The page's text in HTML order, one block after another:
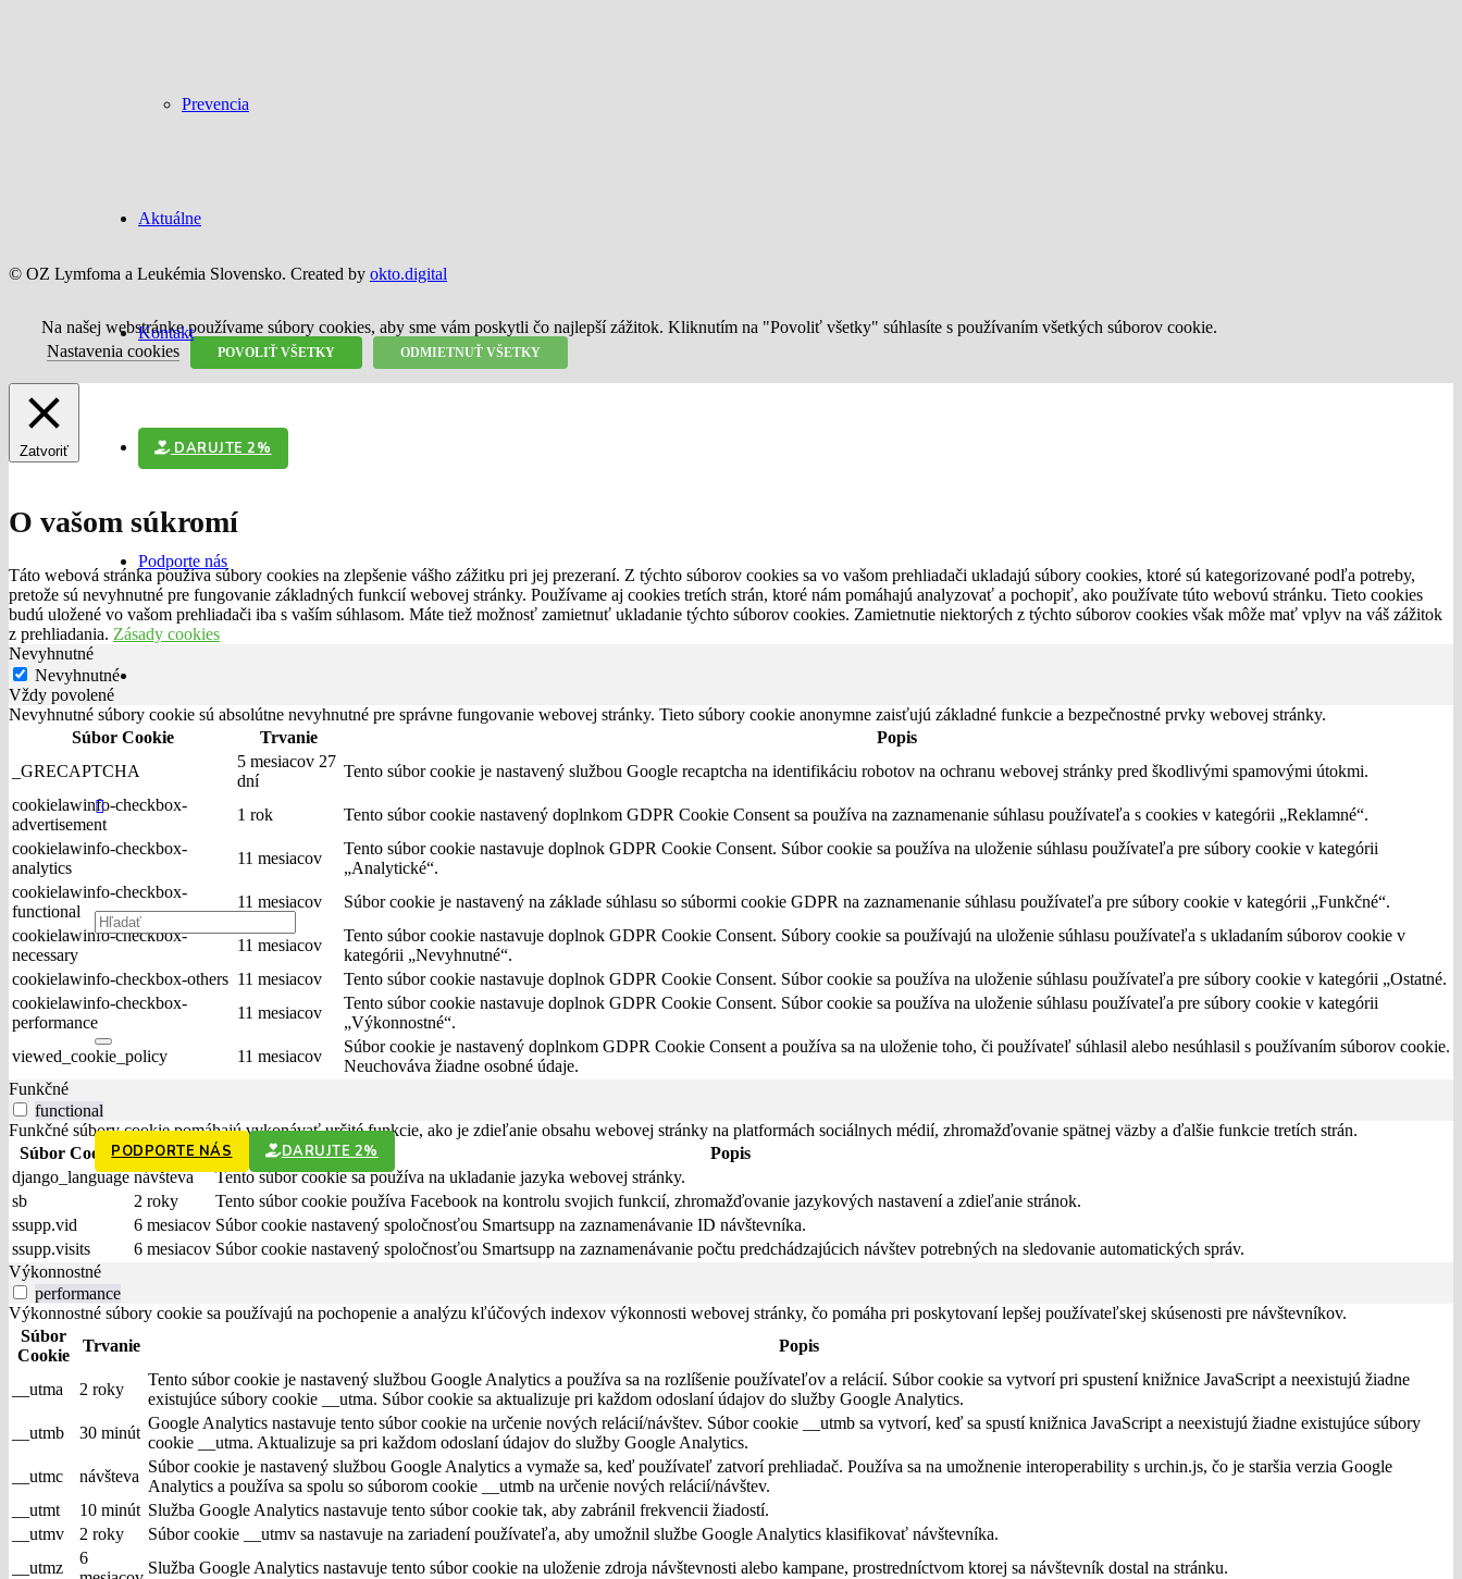
Prevencia
Aktuálne
Kontakt
DARUJTE 2%
Podporte nás
PODPORTE NÁS DARUJTE 2%
© OZ Lymfoma a Leukémia Slovensko. Created by okto.digital
Na našej webstránke používame súbory cookies, aby sme vám poskytli čo najlepší zážitok. Kliknutím na "Povoliť všetky" súhlasíte s používaním všetkých súborov cookie.
Nastavenia cookies
POVOLIŤ VŠETKY ODMIETNUŤ VŠETKY
Zatvoriť
O vašom súkromí
Táto webová stránka používa súbory cookies na zlepšenie vášho zážitku pri jej prezeraní. Z týchto súborov cookies sa vo vašom prehliadači ukladajú súbory cookies, ktoré sú kategorizované podľa potreby,
pretože sú nevyhnutné pre fungovanie základných funkcií webovej stránky. Používame aj cookies tretích strán, ktoré nám pomáhajú analyzovať a pochopiť, ako používate túto webovú stránku. Tieto cookies
budú uložené vo vašom prehliadači iba s vaším súhlasom. Máte tiež možnosť zamietnuť ukladanie týchto súborov cookies. Zamietnutie niektorých z týchto súborov cookies však môže mať vplyv na váš zážitok
z prehliadania. Zásady cookies
Nevyhnutné
Nevyhnutné
Vždy povolené
Nevyhnutné súbory cookie sú absolútne nevyhnutné pre správne fungovanie webovej stránky. Tieto súbory cookie anonymne zaisťujú základné funkcie a bezpečnostné prvky webovej stránky.
Súbor Cookie
Trvanie
Popis
_GRECAPTCHA
5 mesiacov 27
dní
Tento súbor cookie je nastavený službou Google recaptcha na identifikáciu robotov na ochranu webovej stránky pred škodlivými spamovými útokmi.
cookielawinfo-checkbox-
advertisement
1 rok
Tento súbor cookie nastavený doplnkom GDPR Cookie Consent sa používa na zaznamenanie súhlasu používateľa s cookies v kategórii „Reklamné“.
cookielawinfo-checkbox-
analytics
11 mesiacov
Tento súbor cookie nastavuje doplnok GDPR Cookie Consent. Súbor cookie sa používa na uloženie súhlasu používateľa pre súbory cookie v kategórii
„Analytické“.
cookielawinfo-checkbox-
functional
11 mesiacov
Súbor cookie je nastavený na základe súhlasu so súbormi cookie GDPR na zaznamenanie súhlasu používateľa pre súbory cookie v kategórii „Funkčné“.
cookielawinfo-checkbox-
necessary
11 mesiacov
Tento súbor cookie nastavuje doplnok GDPR Cookie Consent. Súbory cookie sa používajú na uloženie súhlasu používateľa s ukladaním súborov cookie v
kategórii „Nevyhnutné“.
cookielawinfo-checkbox-others 11 mesiacov
Tento súbor cookie nastavuje doplnok GDPR Cookie Consent. Súbor cookie sa používa na uloženie súhlasu používateľa pre súbory cookie v kategórii „Ostatné.
cookielawinfo-checkbox-
performance
11 mesiacov
Tento súbor cookie nastavuje doplnok GDPR Cookie Consent. Súbor cookie sa používa na uloženie súhlasu používateľa pre súbory cookie v kategórii
„Výkonnostné“.
viewed_cookie_policy
11 mesiacov
Súbor cookie je nastavený doplnkom GDPR Cookie Consent a používa sa na uloženie toho, či používateľ súhlasil alebo nesúhlasil s používaním súborov cookie.
Neuchováva žiadne osobné údaje.
Funkčné
functional
Funkčné súbory cookie pomáhajú vykonávať určité funkcie, ako je zdieľanie obsahu webovej stránky na platformách sociálnych médií, zhromažďovanie spätnej väzby a ďalšie funkcie tretích strán.
Súbor Cookie
Trvanie
Popis
django_language návšteva
Tento súbor cookie sa používa na ukladanie jazyka webovej stránky.
sb
2 roky
Tento súbor cookie používa Facebook na kontrolu svojich funkcií, zhromažďovanie jazykových nastavení a zdieľanie stránok.
ssupp.vid
6 mesiacov Súbor cookie nastavený spoločnosťou Smartsupp na zaznamenávanie ID návštevníka.
ssupp.visits
6 mesiacov Súbor cookie nastavený spoločnosťou Smartsupp na zaznamenávanie počtu predchádzajúcich návštev potrebných na sledovanie automatických správ.
Výkonnostné
performance
Výkonnostné súbory cookie sa používajú na pochopenie a analýzu kľúčových indexov výkonnosti webovej stránky, čo pomáha pri poskytovaní lepšej používateľskej skúsenosti pre návštevníkov.
Súbor
Cookie
Trvanie Popis
__utma 2 roky
Tento súbor cookie je nastavený službou Google Analytics a používa sa na rozlíšenie používateľov a relácií. Súbor cookie sa vytvorí pri spustení knižnice JavaScript a neexistujú žiadne
existujúce súbory cookie __utma. Súbor cookie sa aktualizuje pri každom odoslaní údajov do služby Google Analytics.
__utmb
30 minút
Google Analytics nastavuje tento súbor cookie na určenie nových relácií/návštev. Súbor cookie __utmb sa vytvorí, keď sa spustí knižnica JavaScript a neexistujú žiadne existujúce súbory
cookie __utma. Aktualizuje sa pri každom odoslaní údajov do služby Google Analytics.
__utmc
návšteva
Súbor cookie je nastavený službou Google Analytics a vymaže sa, keď používateľ zatvorí prehliadač. Používa sa na umožnenie interoperability s urchin.js, čo je staršia verzia Google
Analytics a používa sa spolu so súborom cookie __utmb na určenie nových relácií/návštev.
__utmt
10 minút Služba Google Analytics nastavuje tento súbor cookie tak, aby zabránil frekvencii žiadostí.
__utmv
2 roky
Súbor cookie __utmv sa nastavuje na zariadení používateľa, aby umožnil službe Google Analytics klasifikovať návštevníka.
__utmz
6
Služba Google Analytics nastavuje tento súbor cookie na uloženie zdroja návštevnosti alebo kampane, prostredníctvom ktorej sa návštevník dostal na stránku.